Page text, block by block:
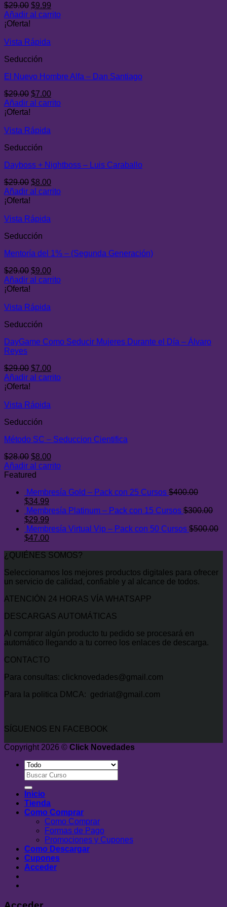
$29.00 El
precio
$29.00.
$9.99
precio
Añadir al carrito
¡Oferta!
Vista Rápida
Seducción
El Nuevo Hombre Alfa – Dan Santiago
$29.00 El
precio
$29.00.
$7.00El
precio
Añadir al carrito
¡Oferta!
Vista Rápida
Seducción
Dayboss + Nightboss – Luis Caraballo
$29.00 El
precio
$29.00.
$8.00El
precio
Añadir al carrito
¡Oferta!
Vista Rápida
Seducción
Mentoría del 1% – (Segunda Generación)
$29.00 El
precio
$29.00.
$9.00El
precio
Añadir al carrito
¡Oferta!
Vista Rápida
Seducción
DayGame Como Seducir Mujeres Durante el Día – Álvaro
Reyes
$29.00 El
precio
$29.00.
$7.00El
precio
Añadir al carrito
¡Oferta!
Vista Rápida
Seducción
Método SC – Seduccion Cientifica
$28.00 El
precio
original
$28.00.
$8.00El
precio
$8.00.
Añadir al carrito
Featured
Membresía Gold – Pack con 25 Cursos $400.00
El
precio
original
era:
$400.00.
$34.99
precio
es:
$34.99.
Membresía Platinum – Pack con 15 Cursos $300.00
El
precio
original
$300.00.
$29.99
precio
actual
$29.99.
Membresía Virtual Vip – Pack con 50 Cursos $500.00
El
original
$500.00.
$47.00El
actual
$47.00.
¿QUIÉNES SOMOS?
Seleccionamos los mejores productos digitales para ofrecer
un servicio de calidad, confiable y al alcance de todos.
ATENCIÓN 24 HORAS VÍA WHATSAPP
DESCARGAS AUTOMÁTICAS
Al comprar algún producto tu pedido se procesará en
automático llegando a tu correo los enlaces de descarga.
CONTACTO
Para consultas: clicknovedades@gmail.com
Para la politica DMCA: gedriat@gmail.com
SÍGUENOS EN FACEBOOK
Copyright 2026 © Click Novedades
Buscar
por:
Inicio
Tienda
Como Comprar
Como Comprar
Formas de Pago
Promociones y Cupones
Como Descargar
Cupones
Acceder